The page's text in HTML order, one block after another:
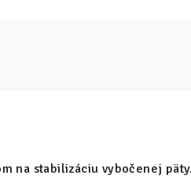
na stabilizáciu vybočenej